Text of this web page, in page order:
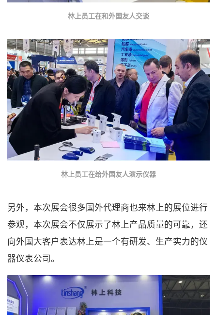
林上员工在和外国友人交谈
林上员工在给外国友人演示仪器
另外，本次展会很多国外代理商也来林上的展位进行
参观，本次展会不仅展示了林上产品质量的可靠，还
向外国大客户表达林上是一个有研发、生产实力的仪
器仪表公司。